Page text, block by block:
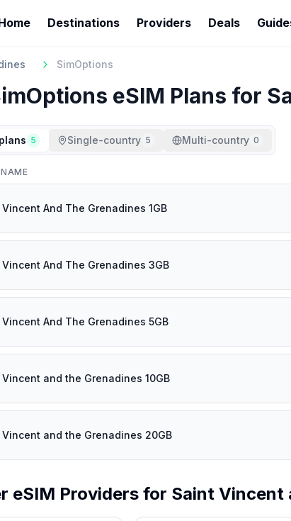
Destinations Providers Deals
SimOptions
eSIM Plans for
5 Single-country 5 Multi-country 0
And The Grenadines 1GB
Vincent And The Grenadines 3GB
Vincent And The Grenadines 5GB
Vincent and the Grenadines 10GB
Vincent and the Grenadines 20GB
eSIM Providers for Saint Vincent